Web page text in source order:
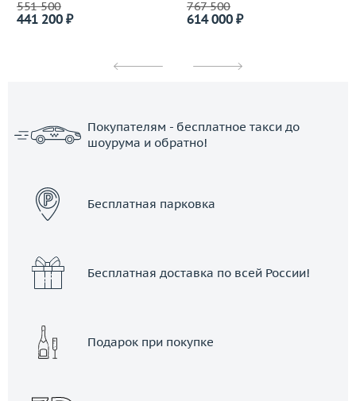
551 500
441 200 ₽
767 500
614 000 ₽
Покупателям - бесплатное такси до
шоурума и обратно!
Бесплатная парковка
Бесплатная доставка по всей России!
Подарок при покупке